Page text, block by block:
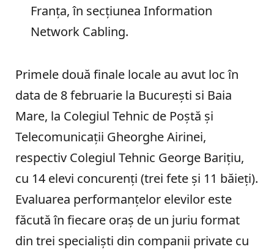
Franța, în secțiunea Information
Network Cabling.
Primele două finale locale au avut loc în
data de 8 februarie la București si Baia
Mare, la Colegiul Tehnic de Poștă și
Telecomunicații Gheorghe Airinei,
respectiv Colegiul Tehnic George Barițiu,
cu 14 elevi concurenți (trei fete și 11 băieți).
Evaluarea performanțelor elevilor este
făcută în fiecare oraș de un juriu format
din trei specialiști din companii private cu